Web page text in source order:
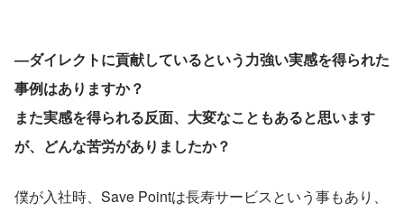
―ダイレクトに貢献しているという力強い実感を得られた
事例はありますか？
また実感を得られる反面、大変なこともあると思います
が、どんな苦労がありましたか？
僕が入社時、Save Pointは長寿サービスという事もあり、